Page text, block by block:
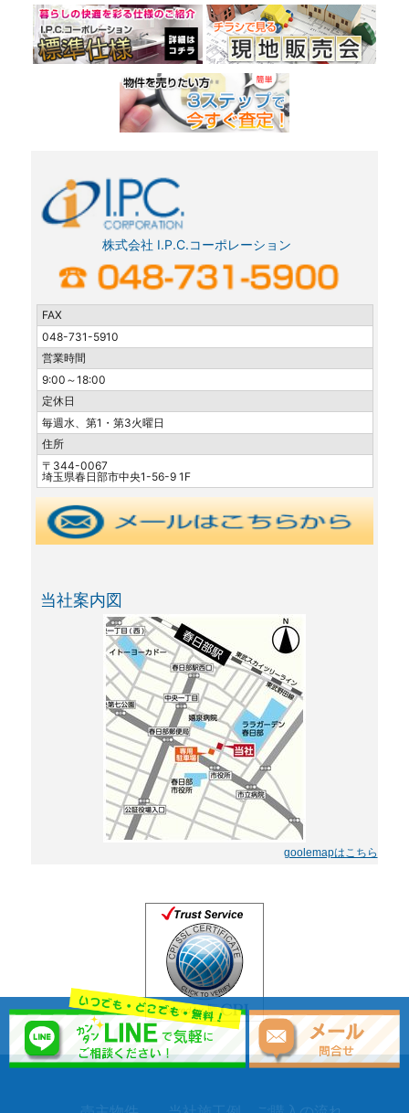
ョ
ン
株式会社 I.P.C.コーポレーション
FAX
048-731-5910
営業時間
9:00～18:00
定休日
毎週水、第1・第3火曜日
住所
〒344-0067
埼玉県春日部市中央1-56-9 1F
当社案内図
goolemapはこちら